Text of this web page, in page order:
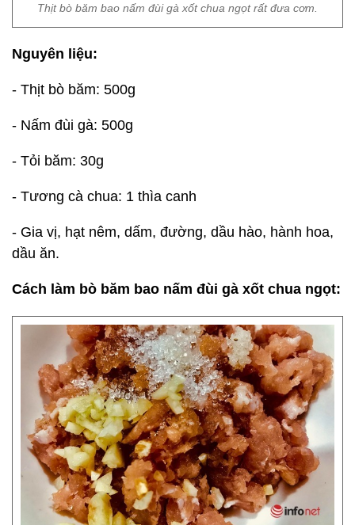
Thịt bò băm bao nấm đùi gà xốt chua ngọt rất đưa cơm.
Nguyên liệu:
- Thịt bò băm: 500g
- Nấm đùi gà: 500g
- Tỏi băm: 30g
- Tương cà chua: 1 thìa canh
- Gia vị, hạt nêm, dấm, đường, dầu hào, hành hoa,
dầu ăn.
Cách làm bò băm bao nấm đùi gà xốt chua ngọt: